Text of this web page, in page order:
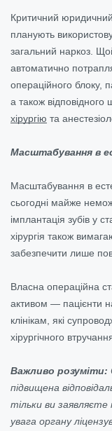
Критичний юридичний
планують
загальний наркоз.
автоматично
операційного блоку,
а також відповідного
хірургію та
Масштабування в
Масштабування в
сьогодні майже
імплантація зубів у
хірургія також
забезпечити лише
Власна операційна
активом — пацієнти
клінікам, які
хірургічного
Важливо розуміти:
підвищена
тільки ви заявляєте
увага органу